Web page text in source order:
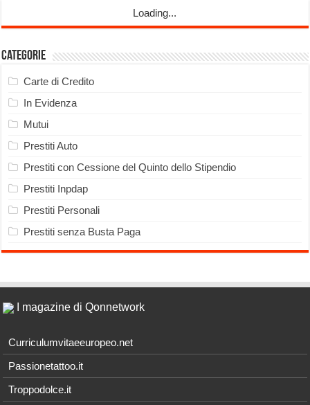
Loading...
Categorie
Carte di Credito
In Evidenza
Mutui
Prestiti Auto
Prestiti con Cessione del Quinto dello Stipendio
Prestiti Inpdap
Prestiti Personali
Prestiti senza Busta Paga
I magazine di Qonnetwork
Curriculumvitaeeuropeo.net
Passionetattoo.it
Troppodolce.it